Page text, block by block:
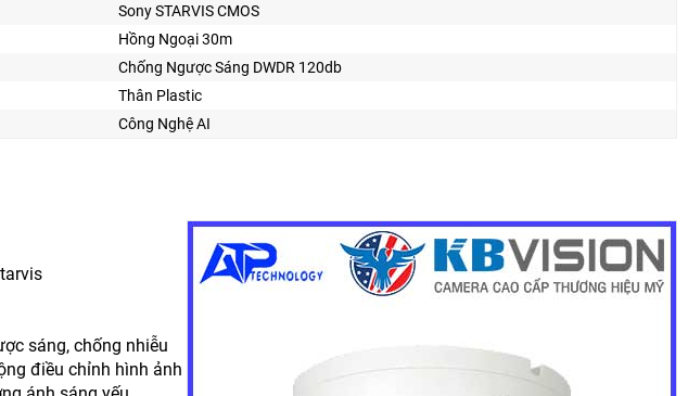
Sony STARVIS CMOS
Hồng Ngoại 30m
Chống Ngược Sáng DWDR 120db
Thân Plastic
Công Nghệ AI
sáng, chống nhiễu
điều chỉnh hình ảnh